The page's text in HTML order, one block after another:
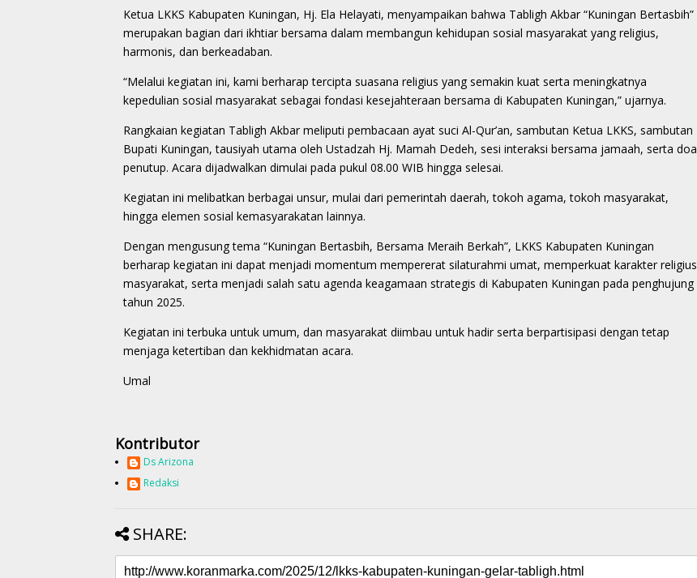
Ketua LKKS Kabupaten Kuningan, Hj. Ela Helayati, menyampaikan bahwa Tabligh Akbar “Kuningan Bertasbih”
merupakan bagian dari ikhtiar bersama dalam membangun kehidupan sosial masyarakat yang religius,
harmonis, dan berkeadaban.
“Melalui kegiatan ini, kami berharap tercipta suasana religius yang semakin kuat serta meningkatnya
kepedulian sosial masyarakat sebagai fondasi kesejahteraan bersama di Kabupaten Kuningan,” ujarnya.
Rangkaian kegiatan Tabligh Akbar meliputi pembacaan ayat suci Al-Qur’an, sambutan Ketua LKKS, sambutan
Bupati Kuningan, tausiyah utama oleh Ustadzah Hj. Mamah Dedeh, sesi interaksi bersama jamaah, serta doa
penutup. Acara dijadwalkan dimulai pada pukul 08.00 WIB hingga selesai.
Kegiatan ini melibatkan berbagai unsur, mulai dari pemerintah daerah, tokoh agama, tokoh masyarakat,
hingga elemen sosial kemasyarakatan lainnya.
Dengan mengusung tema “Kuningan Bertasbih, Bersama Meraih Berkah”, LKKS Kabupaten Kuningan
berharap kegiatan ini dapat menjadi momentum mempererat silaturahmi umat, memperkuat karakter religius
masyarakat, serta menjadi salah satu agenda keagamaan strategis di Kabupaten Kuningan pada penghujung
tahun 2025.
Kegiatan ini terbuka untuk umum, dan masyarakat diimbau untuk hadir serta berpartisipasi dengan tetap
menjaga ketertiban dan kekhidmatan acara.
Umal
Kontributor
Ds Arizona
Redaksi
SHARE: